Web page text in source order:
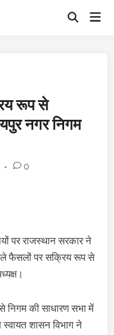
Open
रूप से
नगर निगम
• 0
पर राजस्थान सरकार ने
फैसलों पर सक्रिय रूप से
की साधारण सभा में
शासन विभाग ने